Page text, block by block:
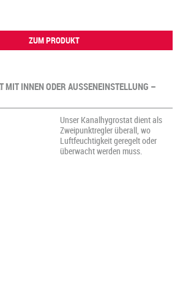
ZUM PRODUKT
MIT INNEN ODER AUSSENEINSTELLUNG –
Unser Kanalhygrostat dient als
Zweipunktregler überall, wo
Luftfeuchtigkeit geregelt oder
überwacht werden muss.